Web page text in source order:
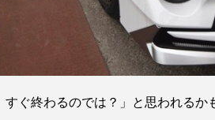
すぐ終わるのでは？」と思われる